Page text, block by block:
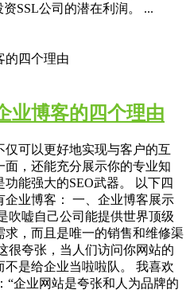
资SSL公司的潜在利润。 ...
业博客的四个理由
可以更好地实现与客户的互
，还能充分展示你的专业知
能强大的SEO武器。 以下四
企业博客： 一、企业博客展示
吹嘘自己公司能提供世界顶级
，而且是唯一的销售和维修渠
很夸张，当人们访问你网站的
是给企业当啦啦队。 我喜欢
“企业网站是夸张和人为品牌的